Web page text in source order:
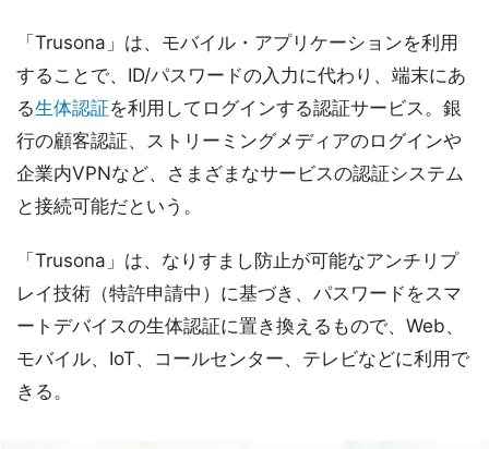
「Trusona」は、モバイル・アプリケーションを利用
することで、ID/パスワードの入力に代わり、端末にあ
る生体認証を利用してログインする認証サービス。銀
行の顧客認証、ストリーミングメディアのログインや
企業内VPNなど、さまざまなサービスの認証システム
と接続可能だという。
「Trusona」は、なりすまし防止が可能なアンチリプ
レイ技術（特許申請中）に基づき、パスワードをスマ
ートデバイスの生体認証に置き換えるもので、Web、
モバイル、IoT、コールセンター、テレビなどに利用で
きる。